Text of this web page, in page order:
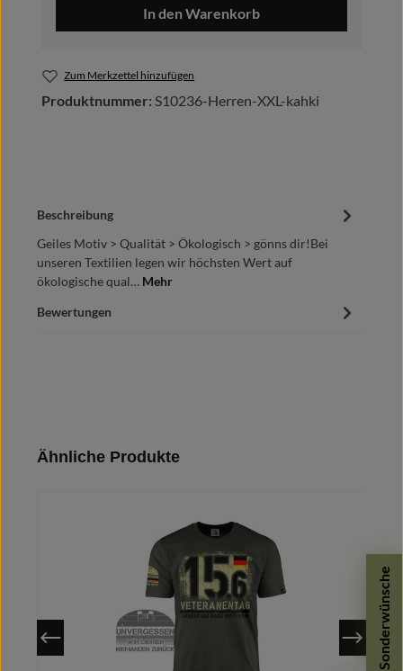
In den Warenkorb
Zum Merkzettel hinzufügen
Produktnummer: S10236-Herren-XXL-kahki
Sonderwünsche
Beschreibung
Geiles Motiv > Qualität > Ökologisch > gönns dir!Bei
unseren Textilien legen wir höchsten Wert auf
ökologische qual… Mehr
Bewertungen
Produktgalerie überspringen
Ähnliche Produkte